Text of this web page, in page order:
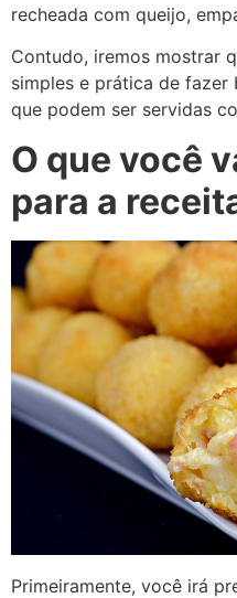
recheada com queijo,
Contudo, iremos mostrar
simples e prática de fazer
que podem ser servidas
O que você
para a
Primeiramente, você irá